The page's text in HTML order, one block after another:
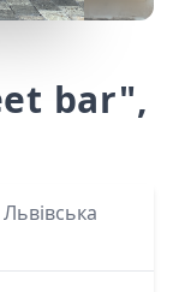
bar",